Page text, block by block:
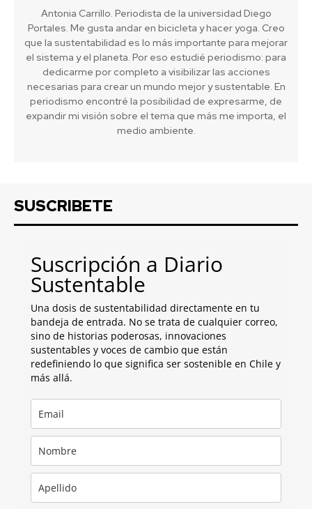
Antonia Carrillo. Periodista de la universidad Diego
Portales. Me gusta andar en bicicleta y hacer yoga. Creo
que la sustentabilidad es lo más importante para mejorar
el sistema y el planeta. Por eso estudié periodismo: para
dedicarme por completo a visibilizar las acciones
necesarias para crear un mundo mejor y sustentable. En
periodismo encontré la posibilidad de expresarme, de
expandir mi visión sobre el tema que más me importa, el
medio ambiente.
SUSCRIBETE
Suscripción a Diario
Sustentable
Una dosis de sustentabilidad directamente en tu
bandeja de entrada. No se trata de cualquier correo,
sino de historias poderosas, innovaciones
sustentables y voces de cambio que están
redefiniendo lo que significa ser sostenible en Chile y
más allá.